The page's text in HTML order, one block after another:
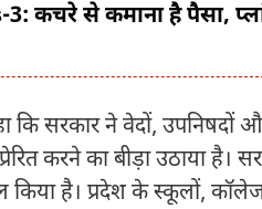
कचरे से कमाना है पैसा,
कि सरकार ने वेदों, उपनिषदों
करने का बीड़ा उठाया है।
है। प्रदेश के स्कूलों,